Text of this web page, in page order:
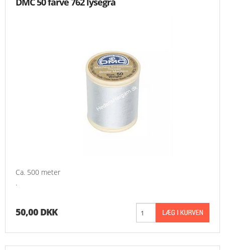
Ca. 500 meter
.
50,00 DKK